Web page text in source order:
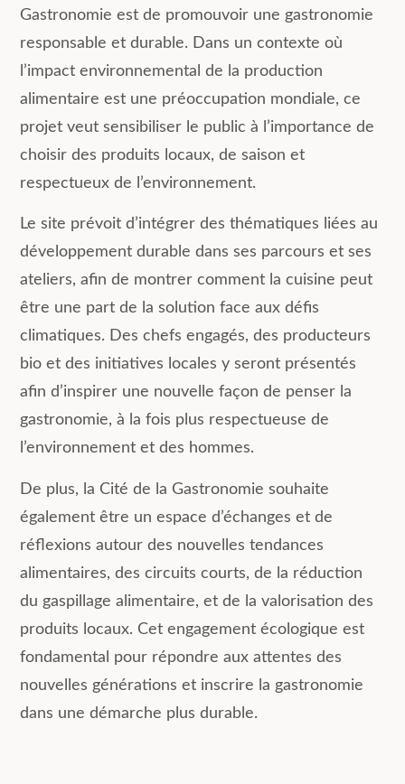
Gastronomie est de promouvoir une gastronomie
responsable et durable. Dans un contexte où
l’impact environnemental de la production
alimentaire est une préoccupation mondiale, ce
projet veut sensibiliser le public à l’importance de
choisir des produits locaux, de saison et
respectueux de l’environnement.
Le site prévoit d’intégrer des thématiques liées au
développement durable dans ses parcours et ses
ateliers, afin de montrer comment la cuisine peut
être une part de la solution face aux défis
climatiques. Des chefs engagés, des producteurs
bio et des initiatives locales y seront présentés
afin d’inspirer une nouvelle façon de penser la
gastronomie, à la fois plus respectueuse de
l’environnement et des hommes.
De plus, la Cité de la Gastronomie souhaite
également être un espace d’échanges et de
réflexions autour des nouvelles tendances
alimentaires, des circuits courts, de la réduction
du gaspillage alimentaire, et de la valorisation des
produits locaux. Cet engagement écologique est
fondamental pour répondre aux attentes des
nouvelles générations et inscrire la gastronomie
dans une démarche plus durable.